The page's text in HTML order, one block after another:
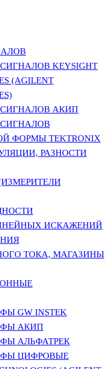
KEYSIGHT
(AGILENT
СИГНАЛОВ АКИП
СИГНАЛОВ
ФОРМЫ TEKTRONIX
РАЗНОСТИ
ИСКАЖЕНИЙ
ТОКА, МАГАЗИНЫ
GW INSTEK
АКИП
АЛЬФАТРЕК
ЦИФРОВЫЕ